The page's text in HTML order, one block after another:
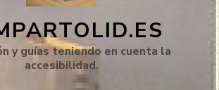
y guías teniendo en cuenta la
accesibilidad.